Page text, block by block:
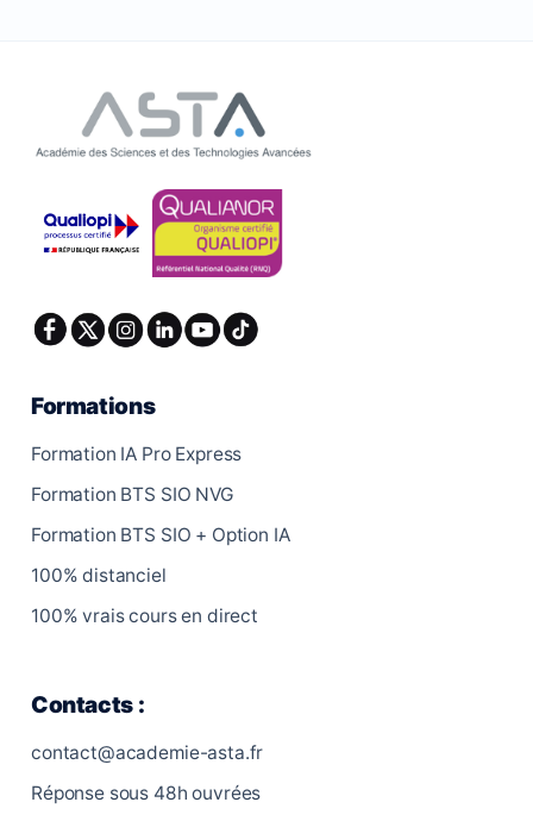
Formations
Formation IA Pro Express
Formation BTS SIO NVG
Formation BTS SIO + Option IA
100% distanciel
100% vrais cours en direct
Contacts :
contact@academie-asta.fr
Réponse sous 48h ouvrées